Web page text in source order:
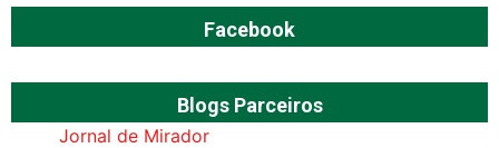
Facebook
Blogs Parceiros
Jornal de Mirador